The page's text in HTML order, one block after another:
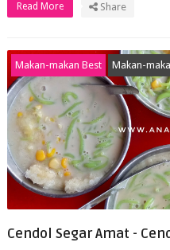
Read More Share
Makan-makan Best Makan-
Cendol Segar Amat -